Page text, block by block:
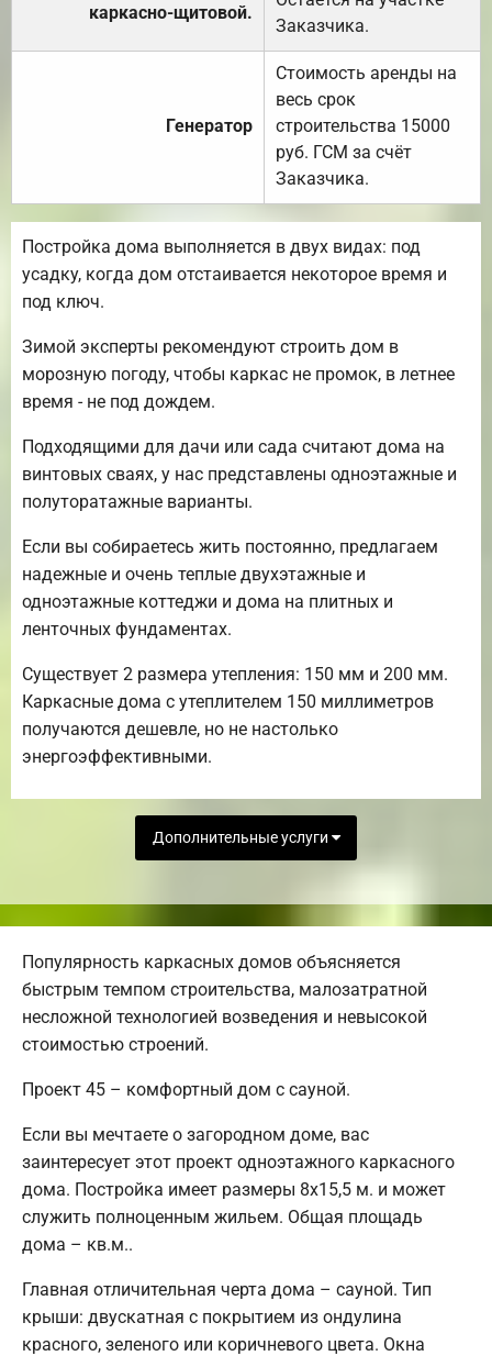
каркасно-щитовой.
Заказчика.
Генератор
Стоимость аренды на
весь срок
строительства 15000
руб. ГСМ за счёт
Заказчика.
Постройка дома выполняется в двух видах: под
усадку, когда дом отстаивается некоторое время и
под ключ.
Зимой эксперты рекомендуют строить дом в
морозную погоду, чтобы каркас не промок, в летнее
время - не под дождем.
Подходящими для дачи или сада считают дома на
винтовых сваях, у нас представлены одноэтажные и
полуторатажные варианты.
Если вы собираетесь жить постоянно, предлагаем
надежные и очень теплые двухэтажные и
одноэтажные коттеджи и дома на плитных и
ленточных фундаментах.
Существует 2 размера утепления: 150 мм и 200 мм.
Каркасные дома с утеплителем 150 миллиметров
получаются дешевле, но не настолько
энергоэффективными.
Дополнительные услуги
Популярность каркасных домов объясняется
быстрым темпом строительства, малозатратной
несложной технологией возведения и невысокой
стоимостью строений.
Проект 45 – комфортный дом с сауной.
Если вы мечтаете о загородном доме, вас
заинтересует этот проект одноэтажного каркасного
дома. Постройка имеет размеры 8х15,5 м. и может
служить полноценным жильем. Общая площадь
дома – кв.м..
Главная отличительная черта дома – сауной. Тип
крыши: двускатная с покрытием из ондулина
красного, зеленого или коричневого цвета. Окна